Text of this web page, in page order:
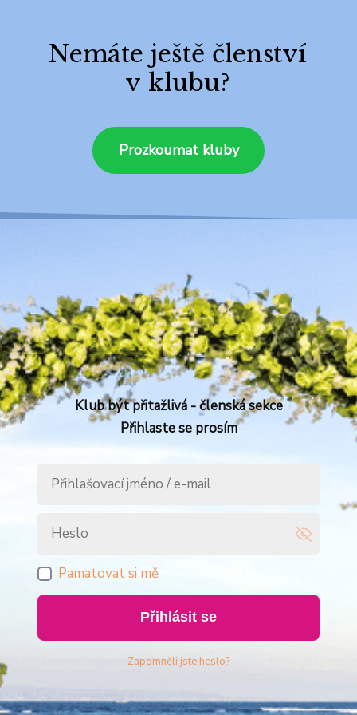
Nemáte ještě členství
v klubu?
Prozkoumat kluby
Klub být přitažlivá - členská sekce
Přihlaste se prosím
Pamatovat si mě
Přihlásit se
Zapomněli jste heslo?